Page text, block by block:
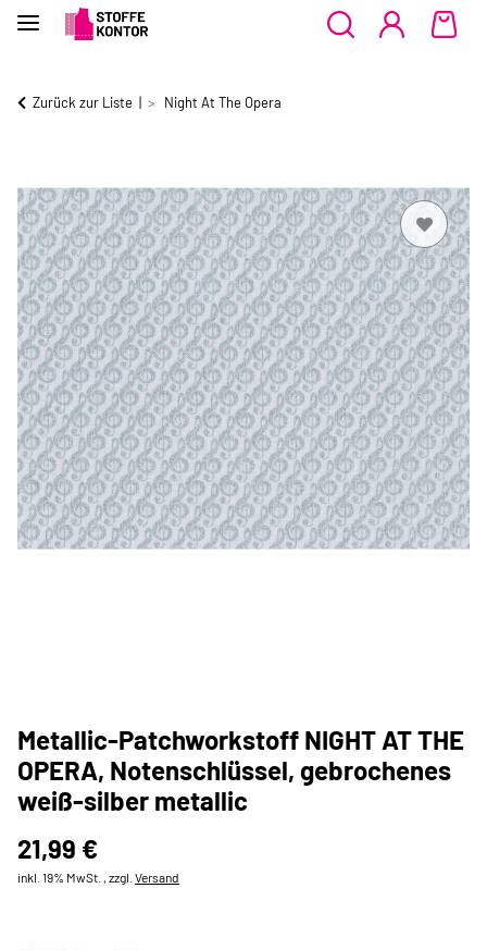
Zurück zur Liste Night At The Opera
Metallic-Patchworkstoff NIGHT AT THE
OPERA, Notenschlüssel, gebrochenes
weiß-silber metallic
21,99 €
inkl. 19% MwSt. , zzgl. Versand